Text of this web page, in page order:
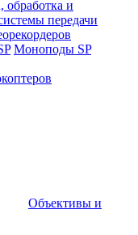
обработка и
передачи
Моноподы SP
Объективы и